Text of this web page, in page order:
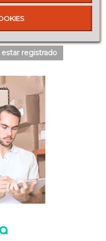
estar registrado